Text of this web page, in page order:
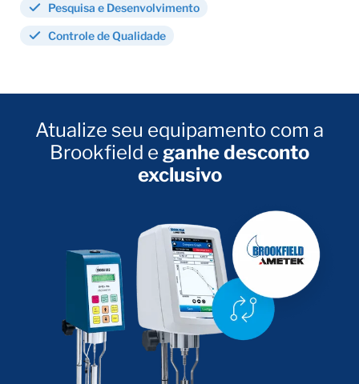
Pesquisa e Desenvolvimento
Controle de Qualidade
Atualize seu equipamento com a
Brookfield e ganhe desconto
exclusivo